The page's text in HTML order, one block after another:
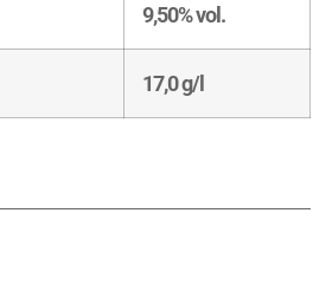
9,50% vol.
17,0 g/l